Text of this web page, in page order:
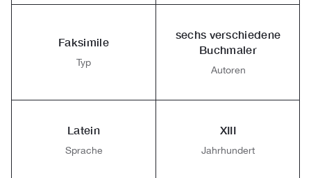
Faksimile
Typ
sechs verschiedene
Buchmaler
Autoren
Latein
Sprache
XIII
Jahrhundert